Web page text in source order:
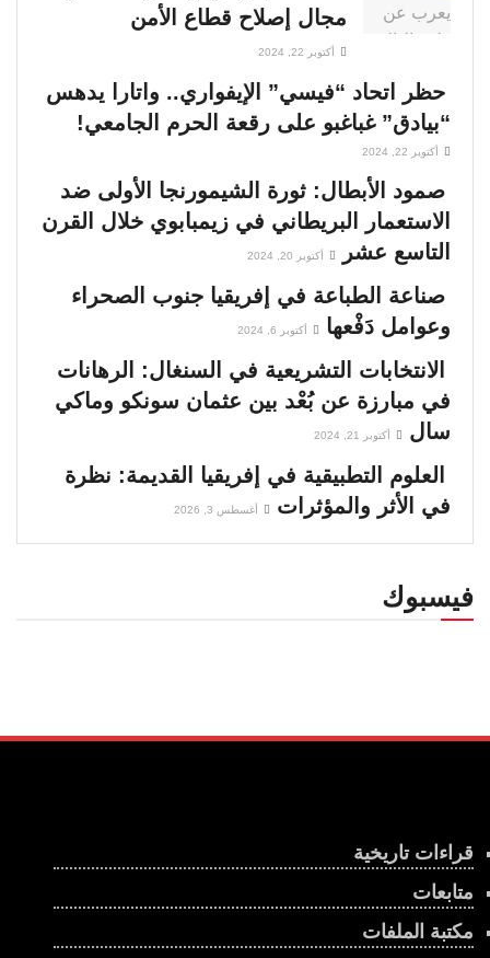
مجال إصلاح قطاع الأمن
أكتوبر 22, 2024
حظر اتحاد “فيسي” الإيفواري.. واتارا يدهس
“بيادق” غباغبو على رقعة الحرم الجامعي!
أكتوبر 22, 2024
صمود الأبطال: ثورة الشيمورنجا الأولى ضد
الاستعمار البريطاني في زيمبابوي خلال القرن
التاسع عشر
أكتوبر 20, 2024
صناعة الطباعة في إفريقيا جنوب الصحراء
وعوامل دَفْعها
أكتوبر 6, 2024
الانتخابات التشريعية في السنغال: الرهانات
في مبارزة عن بُعْد بين عثمان سونكو وماكي
سال
أكتوبر 21, 2024
العلوم التطبيقية في إفريقيا القديمة: نظرة
في الأثر والمؤثرات
أغسطس 3, 2026
فيسبوك
قراءات تاريخية
متابعات
مكتبة الملفات